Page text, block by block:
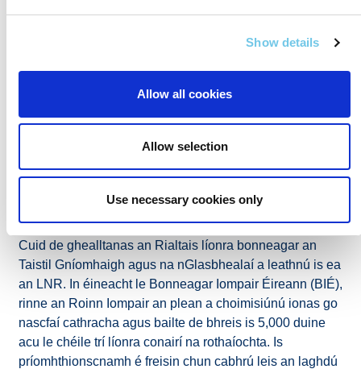
Show details
Allow all cookies
Allow selection
Use necessary cookies only
bhonneagar na rothaíochta eile é Glasbhealach na
Canálach Móire a áireofar mar phríomhchonair san LNR
beartaithe os cionn 900 km san áireamh sa líonra chomh
maith. Soláthrófar an 2,200 km eile den LNR ar thaobh
bonneagar na mbóithre atá ann cheana féin, ag cinntiú
mó ón trácht, rud a ligfidh do rothaithe taisteal ina spás
féin amach ó fheithiclí bóthair agus le leibhéal níos airde
Cuid de ghealltanas an Rialtais líonra bonneagar an
Taistil Gníomhaigh agus na nGlasbhealaí a leathnú is ea
an LNR. In éineacht le Bonneagar Iompair Éireann (BIÉ),
rinne an Roinn Iompair an plean a choimisiúnú ionas go
nascfaí cathracha agus bailte de bhreis is 5,000 duine
acu le chéile trí líonra conairí na rothaíochta. Is
príomhthionscnamh é freisin chun cabhrú leis an laghdú